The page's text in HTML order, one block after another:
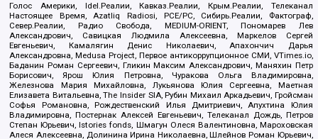
Голос Америки, Idel.Реалии, Кавказ.Реалии, Крым.Реалии, Телеканал
Настоящее Время, Azatliq Radiosi, PCE/PC, Сибирь.Реалии, Фактограф,
Север.Реалии, Радио Свобода, MEDIUM-ORIENT, Пономарев Лев
Александрович, Савицкая Людмила Алексеевна, Маркелов Сергей
Евгеньевич, Камалягин Денис Николаевич, Апахончич Дарья
Александровна, Medusa Project, Первое антикоррупционное СМИ, VTimes.io,
Баданин Роман Сергеевич, Гликин Максим Александрович, Маняхин Петр
Борисович, Ярош Юлия Петровна, Чуракова Ольга Владимировна,
Железнова Мария Михайловна, Лукьянова Юлия Сергеевна, Маетная
Елизавета Витальевна, The Insider SIA, Рубин Михаил Аркадьевич, Гройсман
Софья Романовна, Рождественский Илья Дмитриевич, Апухтина Юлия
Владимировна, Постернак Алексей Евгеньевич, Телеканал Дождь, Петров
Степан Юрьевич, Istories fonds, Шмагун Олеся Валентиновна, Мароховская
Алеся Алексеевна, Долинина Ирина Николаевна, Шлейнов Роман Юрьевич,